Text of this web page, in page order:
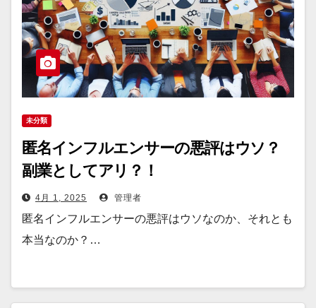
未分類
匿名インフルエンサーの悪評はウソ？
副業としてアリ？！
4月 1, 2025 管理者
匿名インフルエンサーの悪評はウソなのか、それとも
本当なのか？…